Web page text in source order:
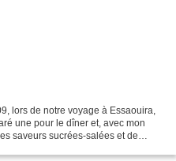
lors de notre voyage à Essaouira,
une pour le dîner et, avec mon
saveurs sucrées-salées et de